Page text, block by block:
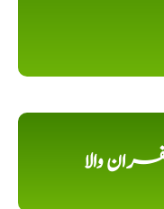
والا